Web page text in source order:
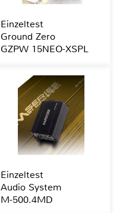
Einzeltest
Ground Zero
GZPW 15NEO-XSPL
Einzeltest
Audio System
M-500.4MD